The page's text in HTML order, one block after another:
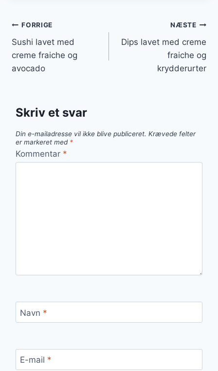
Indlægsnavigation
FORRIGE
Sushi lavet med
creme fraiche og
avocado
NÆSTE
Dips lavet med creme
fraiche og
krydderurter
Skriv et svar
Din e-mailadresse vil ikke blive publiceret. Krævede felter
er markeret med *
Kommentar *
Navn *
E-mail *